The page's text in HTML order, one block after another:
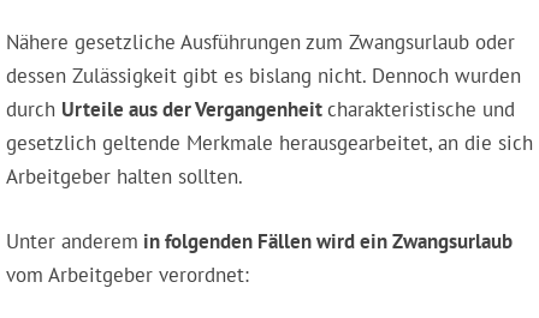
Nähere gesetzliche Ausführungen zum Zwangsurlaub oder
dessen Zulässigkeit gibt es bislang nicht. Dennoch wurden
durch Urteile aus der Vergangenheitcharakteristische und
gesetzlich geltende Merkmale herausgearbeitet, an die sich
Arbeitgeber halten sollten.
Unter anderem in folgenden Fällen wird ein Zwangsurlaub
vom Arbeitgeber verordnet: